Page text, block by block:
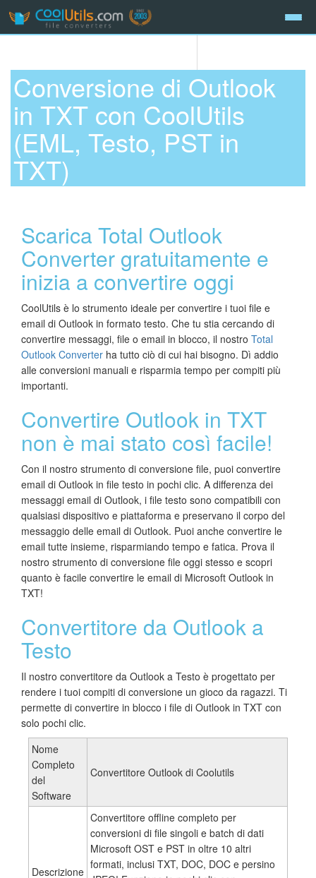
Conversione di Outlook
in TXT con CoolUtils
(EML, Testo, PST in
TXT)
Scarica Total Outlook
Converter gratuitamente e
inizia a convertire oggi
CoolUtils è lo strumento ideale per convertire i tuoi file e
email di Outlook in formato testo. Che tu stia cercando di
convertire messaggi, file o email in blocco, il nostro Total
Outlook Converter ha tutto ciò di cui hai bisogno. Dì addio
alle conversioni manuali e risparmia tempo per compiti più
importanti.
Convertire Outlook in TXT
non è mai stato così facile!
Con il nostro strumento di conversione file, puoi convertire
email di Outlook in file testo in pochi clic. A differenza dei
messaggi email di Outlook, i file testo sono compatibili con
qualsiasi dispositivo e piattaforma e preservano il corpo del
messaggio delle email di Outlook. Puoi anche convertire le
email tutte insieme, risparmiando tempo e fatica. Prova il
nostro strumento di conversione file oggi stesso e scopri
quanto è facile convertire le email di Microsoft Outlook in
TXT!
Convertitore da Outlook a
Testo
Il nostro convertitore da Outlook a Testo è progettato per
rendere i tuoi compiti di conversione un gioco da ragazzi. Ti
permette di convertire in blocco i file di Outlook in TXT con
solo pochi clic.
Nome
Completo
del
Software
Convertitore Outlook di Coolutils
Descrizione
Convertitore offline completo per
conversioni di file singoli e batch di dati
Microsoft OST e PST in oltre 10 altri
formati, inclusi TXT, DOC, DOC e persino